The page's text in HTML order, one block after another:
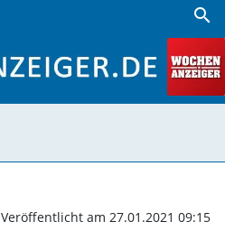
search
Veröffentlicht am 27.01.2021 09:15